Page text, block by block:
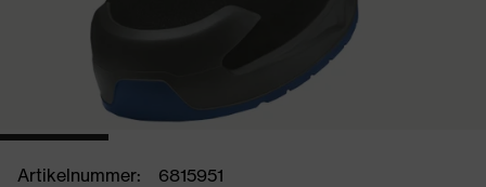
Artikelnummer:
6815951